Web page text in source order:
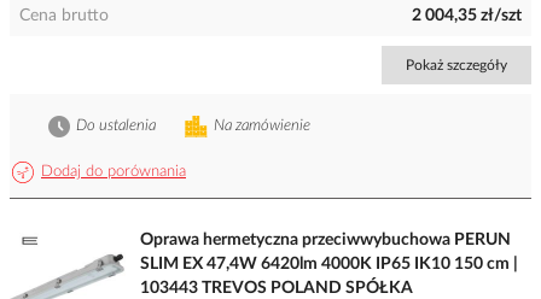
Cena brutto 2 004,35 zł/szt
Pokaż szczegóły
Dodaj do porównania
Na zamówienie
Do ustalenia
Oprawa hermetyczna przeciwwybuchowa PERUN
SLIM EX 47,4W 6420lm 4000K IP65 IK10 150 cm |
103443 TREVOS POLAND SPÓŁKA